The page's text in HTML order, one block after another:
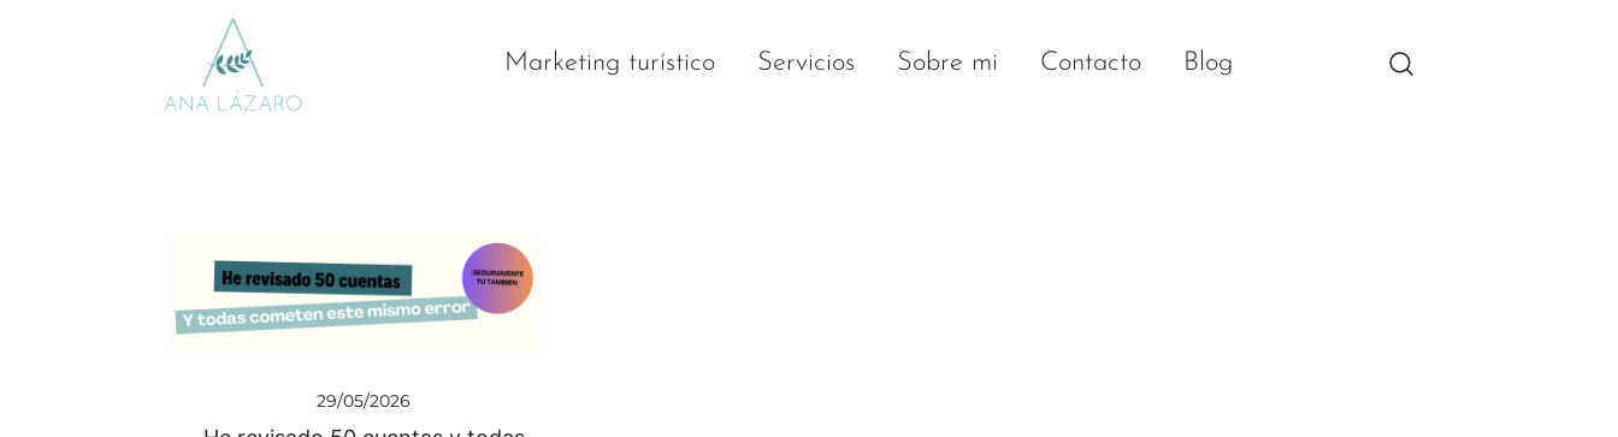
Marketing turístico Servicios Sobre mi Contacto Blog
29/05/2026